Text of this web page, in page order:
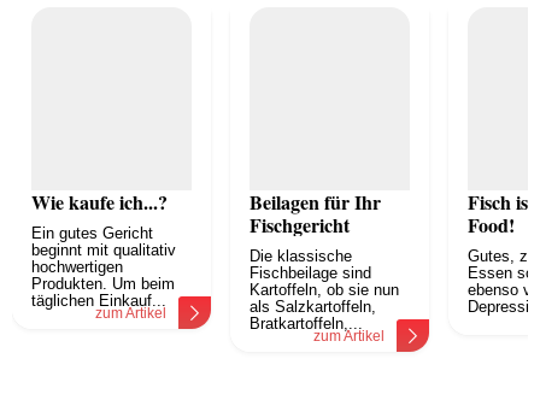
Wie kaufe ich...?
Ein gutes Gericht
beginnt mit qualitativ
hochwertigen
Produkten. Um beim
täglichen Einkauf...
zum Artikel
Beilagen für Ihr
Fischgericht
Die klassische
Fischbeilage sind
Kartoffeln, ob sie nun
als Salzkartoffeln,
Bratkartoffeln,...
zum Artikel
Fisch
Food!
Gutes,
Essen
ebenso